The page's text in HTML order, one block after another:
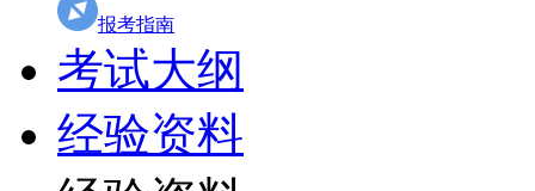
报考指南
考试大纲
经验资料